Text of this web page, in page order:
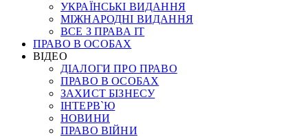
УКРАЇНСЬКІ ВИДАННЯ
МІЖНАРОДНІ ВИДАННЯ
ВСЕ З ПРАВА ІТ
ПРАВО В ОСОБАХ
ВІДЕО
ДІАЛОГИ ПРО ПРАВО
ПРАВО В ОСОБАХ
ЗАХИСТ БІЗНЕСУ
ІНТЕРВ`Ю
НОВИНИ
ПРАВО ВІЙНИ